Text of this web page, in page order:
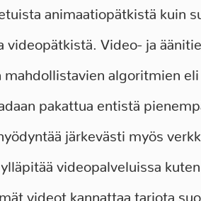
animaatiopätkistä kuin
Video- ja
mahdollistavien algoritmien
pakattua entistä
järkevästi myös
videopalveluissa
videot kannattaa tarjota